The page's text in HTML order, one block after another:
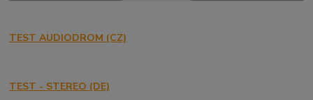
TEST AUDIODROM (CZ)
TEST - STEREO (DE)